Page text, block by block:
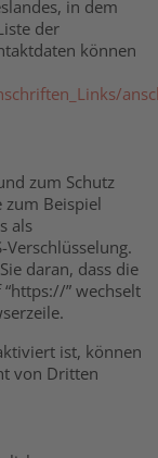
in dem
der
können
zum Schutz
Beispiel
als
Verschlüsselung.
daran, dass die
” wechselt
ist, können
von Dritten